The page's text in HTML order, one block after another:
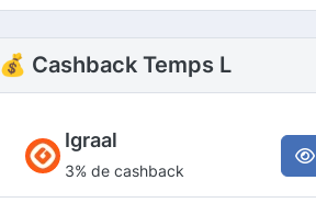
💰 Cashback Temps L
Igraal
3% de cashback